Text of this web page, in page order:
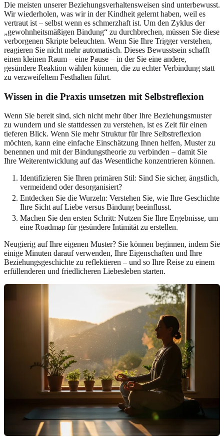
Die meisten unserer Beziehungsverhaltensweisen sind unterbewusst.
Wir wiederholen, was wir in der Kindheit gelernt haben, weil es
vertraut ist – selbst wenn es schmerzhaft ist. Um den Zyklus der
„gewohnheitsmäßigen Bindung“ zu durchbrechen, müssen Sie diese
verborgenen Skripte beleuchten. Wenn Sie Ihre Trigger verstehen,
reagieren Sie nicht mehr automatisch. Dieses Bewusstsein schafft
einen kleinen Raum – eine Pause – in der Sie eine andere,
gesündere Reaktion wählen können, die zu echter Verbindung statt
zu verzweifeltem Festhalten führt.
Wissen in die Praxis umsetzen mit Selbstreflexion
Wenn Sie bereit sind, sich nicht mehr über Ihre Beziehungsmuster
zu wundern und sie stattdessen zu verstehen, ist es Zeit für einen
tieferen Blick. Wenn Sie mehr Struktur für Ihre Selbstreflexion
möchten, kann eine einfache Einschätzung Ihnen helfen, Muster zu
benennen und mit der Bindungstheorie zu verbinden – damit Sie
Ihre Weiterentwicklung auf das Wesentliche konzentrieren können.
Identifizieren Sie Ihren primären Stil: Sind Sie sicher, ängstlich,
vermeidend oder desorganisiert?
Entdecken Sie die Wurzeln: Verstehen Sie, wie Ihre Geschichte
Ihre Sicht auf Liebe versus Bindung beeinflusst.
Machen Sie den ersten Schritt: Nutzen Sie Ihre Ergebnisse, um
eine Roadmap für gesündere Intimität zu erstellen.
Neugierig auf Ihre eigenen Muster? Sie können beginnen, indem Sie
einige Minuten darauf verwenden, Ihre Eigenschaften und Ihre
Beziehungsgeschichte zu reflektieren – und so Ihre Reise zu einem
erfüllenderen und friedlicheren Liebesleben starten.